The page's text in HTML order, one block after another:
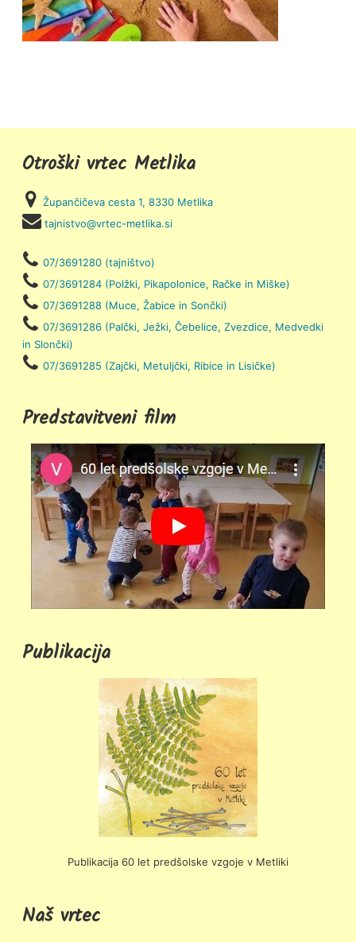
Otroški vrtec Metlika
Župančičeva cesta 1, 8330 Metlika
tajnistvo@vrtec-metlika.si
07/3691280 (tajništvo)
07/3691284 (Polžki, Pikapolonice, Račke in Miške)
07/3691288 (Muce, Žabice in Sončki)
07/3691286 (Palčki, Ježki, Čebelice, Zvezdice, Medvedki
in Slončki)
07/3691285 (Zajčki, Metuljčki, Ribice in Lisičke)
Predstavitveni film
Publikacija
Publikacija 60 let predšolske vzgoje v Metliki
Naš vrtec